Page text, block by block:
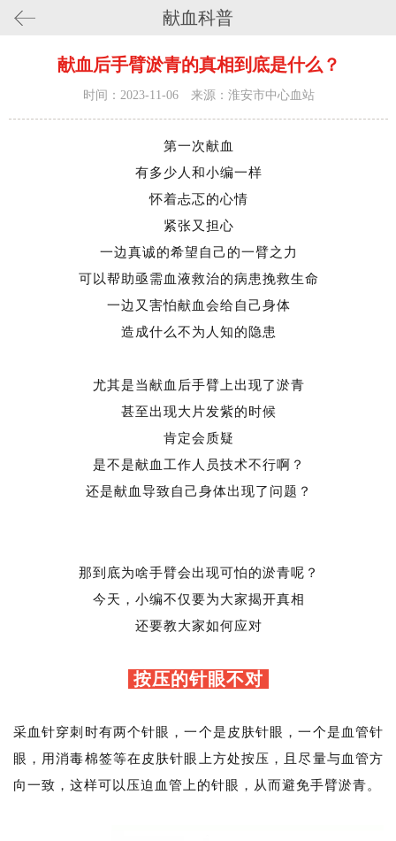
献血科普
献血后手臂淤青的真相到底是什么？
时间：2023-11-06 来源：淮安市中心血站
第一次献血
有多少人和小编一样
怀着忐忑的心情
紧张又担心
一边真诚的希望自己的一臂之力
可以帮助亟需血液救治的病患挽救生命
一边又害怕献血会给自己身体
造成什么不为人知的隐患
尤其是当献血后手臂上出现了淤青
甚至出现大片发紫的时候
肯定会质疑
是不是献血工作人员技术不行啊？
还是献血导致自己身体出现了问题？
那到底为啥手臂会出现可怕的淤青呢？
今天，小编不仅要为大家揭开真相
还要教大家如何应对
按压的针眼不对
采血针穿刺时有两个针眼，一个是皮肤针眼，一个是血管针
眼，用消毒棉签等在皮肤针眼上方处按压，且尽量与血管方
向一致，这样可以压迫血管上的针眼，从而避免手臂淤青。